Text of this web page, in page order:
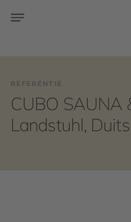
REFERENTIE
CUBO SAUNA
Landstuhl,